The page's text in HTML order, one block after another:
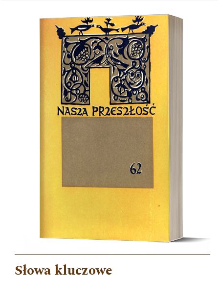
Słowa kluczowe